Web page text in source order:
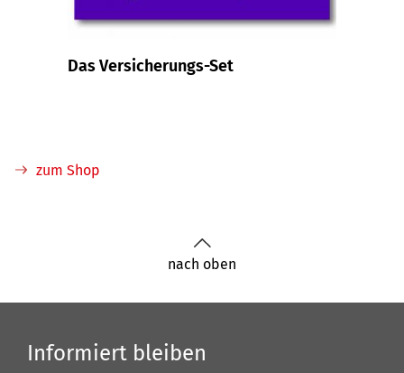
Das Versicherungs-Set
zum Shop
nach oben
Informiert bleiben